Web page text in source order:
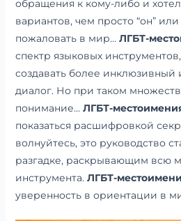
обращения к кому-либо и
вариантов, чем просто “он”
пожаловать в мир… ЛГБТ-
спектр языковых
создавать более инклюзивный
диалог. Но при таком
понимание... ЛГБТ-
показаться расшифровкой
волнуйтесь, это руководство
разгадке, раскрывающим всю
инструмента. ЛГБТ-
уверенность в ориентации в